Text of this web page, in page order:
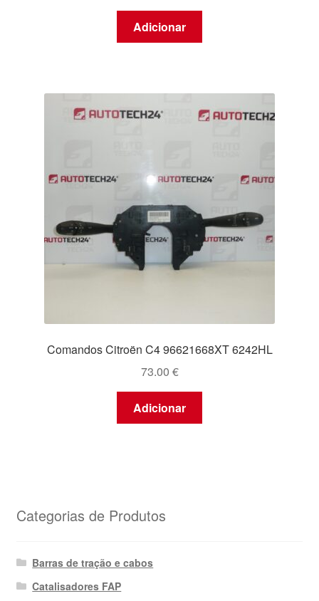
Adicionar
Comandos Citroën C4 96621668XT 6242HL
73.00 €
Adicionar
Categorias de Produtos
Barras de tração e cabos
Catalisadores FAP